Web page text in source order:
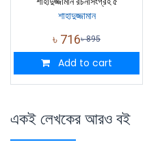
শাহাদুজ্জামান
৳ 716৳895
Add to cart
একই লেখকের আরও বই